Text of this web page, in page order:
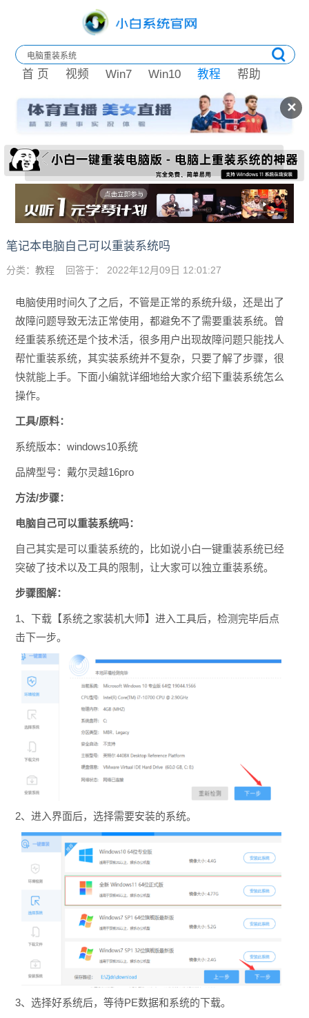
✕
首 页 视频 Win7 Win10 教程 帮助
笔记本电脑自己可以重装系统吗
分类： 教程 回答于： 2022年12月09日 12:01:27
电脑使用时间久了之后，不管是正常的系统升级，还是出了
故障问题导致无法正常使用，都避免不了需要重装系统。曾
经重装系统还是个技术活，很多用户出现故障问题只能找人
帮忙重装系统，其实装系统并不复杂，只要了解了步骤，很
快就能上手。下面小编就详细地给大家介绍下重装系统怎么
操作。
工具/原料：
系统版本：windows10系统
品牌型号：戴尔灵越16pro
方法/步骤：
电脑自己可以重装系统吗：
自己其实是可以重装系统的，比如说小白一键重装系统已经
突破了技术以及工具的限制，让大家可以独立重装系统。
步骤图解：
1、下载【系统之家装机大师】进入工具后，检测完毕后点
击下一步。
2、进入界面后，选择需要安装的系统。
3、选择好系统后，等待PE数据和系统的下载。